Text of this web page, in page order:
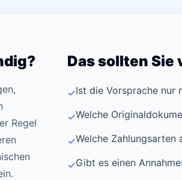
Regel
Das sollten Sie
✓Ist die Vorsprache nur
✓Welche
✓Welche
✓Gibt es einen